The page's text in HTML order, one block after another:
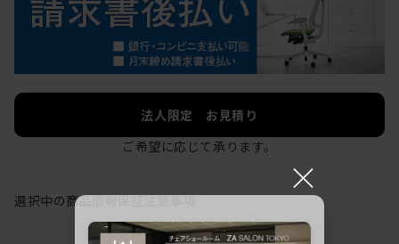
法人限定 お見積り
ご希望に応じて承ります。
選択中の商品情報保証注意事項
×